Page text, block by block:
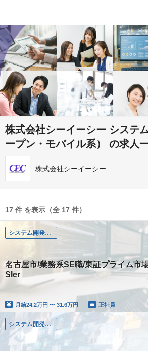
株式会社シーイーシー システ
ープン・モバイル系） の求人
株式会社シーイーシー
17 件 を表示（全 17 件）
システム開発（Web・オープン・モバイル系）
名古屋市/業務系SE職/東証プライム市
SIer
月給24.2万円 〜 31.6万円 正社員
システム開発（Web・オープン・モバイル系）